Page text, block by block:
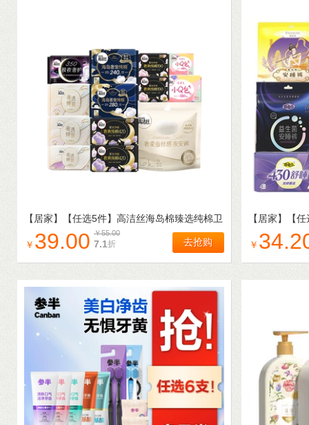
【居家】
【任选5件】高洁丝海岛棉臻选纯棉卫
生巾护垫姨妈巾日用夜安裤
￥ 39.00 ￥55.00
7.1折 去抢购
【居家】
【
夜用安睡裤
￥